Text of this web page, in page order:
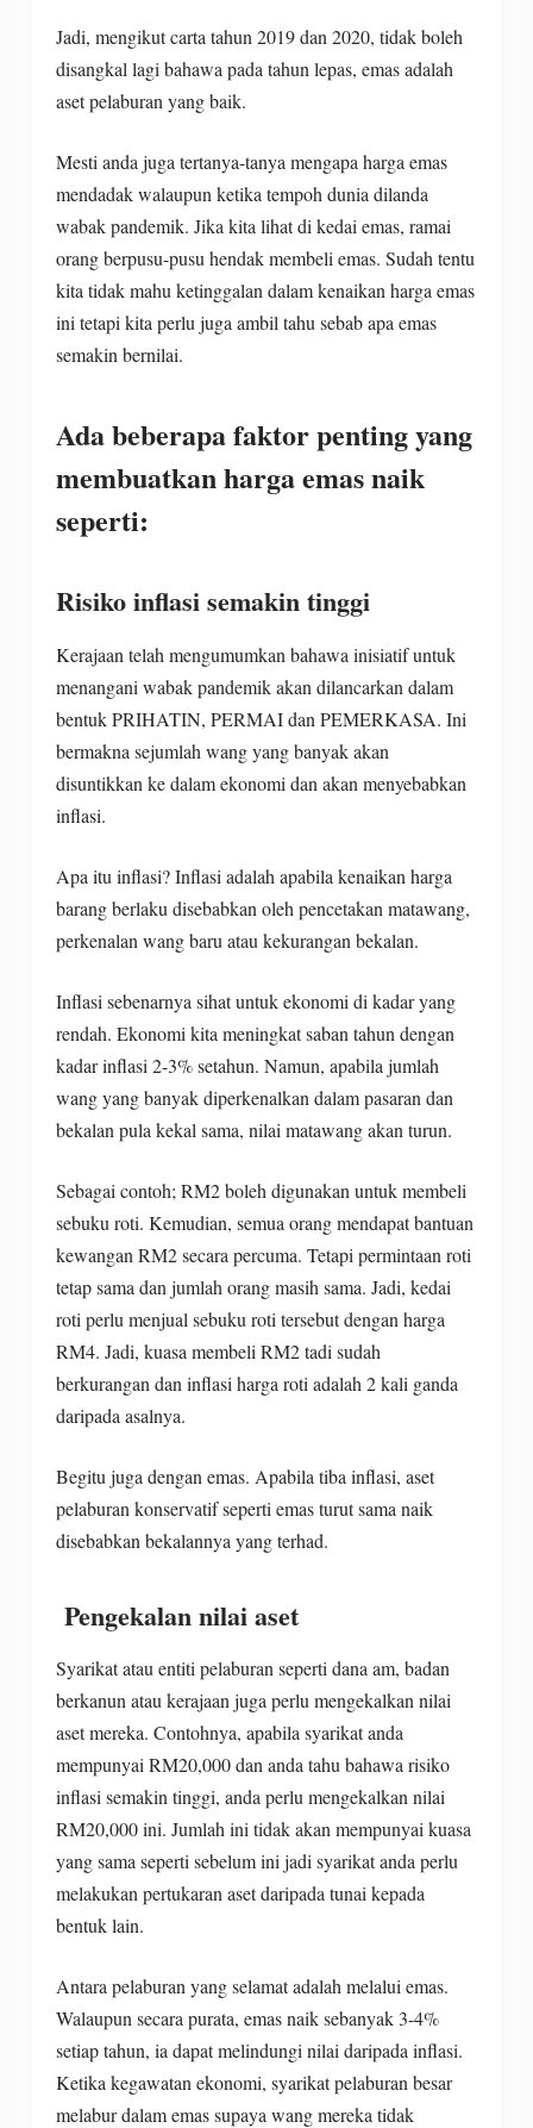
Jadi, mengikut carta tahun 2019 dan 2020, tidak boleh
disangkal lagi bahawa pada tahun lepas, emas adalah
aset pelaburan yang baik.
Mesti anda juga tertanya-tanya mengapa harga emas
mendadak walaupun ketika tempoh dunia dilanda
wabak pandemik. Jika kita lihat di kedai emas, ramai
orang berpusu-pusu hendak membeli emas. Sudah tentu
kita tidak mahu ketinggalan dalam kenaikan harga emas
ini tetapi kita perlu juga ambil tahu sebab apa emas
semakin bernilai.
Ada beberapa faktor penting yang
membuatkan harga emas naik
seperti:
Risiko inflasi semakin tinggi
Kerajaan telah mengumumkan bahawa inisiatif untuk
menangani wabak pandemik akan dilancarkan dalam
bentuk PRIHATIN, PERMAI dan PEMERKASA. Ini
bermakna sejumlah wang yang banyak akan
disuntikkan ke dalam ekonomi dan akan menyebabkan
inflasi.
Apa itu inflasi? Inflasi adalah apabila kenaikan harga
barang berlaku disebabkan oleh pencetakan matawang,
perkenalan wang baru atau kekurangan bekalan.
Inflasi sebenarnya sihat untuk ekonomi di kadar yang
rendah. Ekonomi kita meningkat saban tahun dengan
kadar inflasi 2-3% setahun. Namun, apabila jumlah
wang yang banyak diperkenalkan dalam pasaran dan
bekalan pula kekal sama, nilai matawang akan turun.
Sebagai contoh; RM2 boleh digunakan untuk membeli
sebuku roti. Kemudian, semua orang mendapat bantuan
kewangan RM2 secara percuma. Tetapi permintaan roti
tetap sama dan jumlah orang masih sama. Jadi, kedai
roti perlu menjual sebuku roti tersebut dengan harga
RM4. Jadi, kuasa membeli RM2 tadi sudah
berkurangan dan inflasi harga roti adalah 2 kali ganda
daripada asalnya.
Begitu juga dengan emas. Apabila tiba inflasi, aset
pelaburan konservatif seperti emas turut sama naik
disebabkan bekalannya yang terhad.
Pengekalan nilai aset
Syarikat atau entiti pelaburan seperti dana am, badan
berkanun atau kerajaan juga perlu mengekalkan nilai
aset mereka. Contohnya, apabila syarikat anda
mempunyai RM20,000 dan anda tahu bahawa risiko
inflasi semakin tinggi, anda perlu mengekalkan nilai
RM20,000 ini. Jumlah ini tidak akan mempunyai kuasa
yang sama seperti sebelum ini jadi syarikat anda perlu
melakukan pertukaran aset daripada tunai kepada
bentuk lain.
Antara pelaburan yang selamat adalah melalui emas.
Walaupun secara purata, emas naik sebanyak 3-4%
setiap tahun, ia dapat melindungi nilai daripada inflasi.
Ketika kegawatan ekonomi, syarikat pelaburan besar
melabur dalam emas supaya wang mereka tidak